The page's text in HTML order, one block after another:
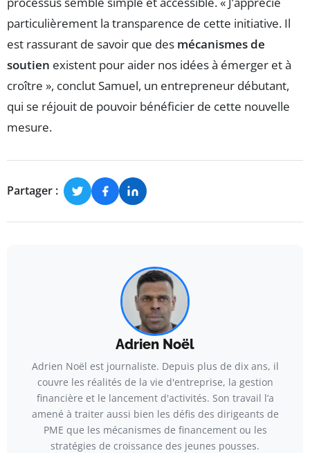
particulièrement la transparence de cette initiative. Il
est rassurant de savoir que des mécanismes de
soutien existent pour aider nos idées à émerger et à
croître », conclut Samuel, un entrepreneur débutant,
qui se réjouit de pouvoir bénéficier de cette nouvelle
mesure.
Partager :
Adrien Noël
Adrien Noël est journaliste. Depuis plus de dix ans, il
couvre les réalités de la vie d'entreprise, la gestion
financière et le lancement d'activités. Son travail l’a
amené à traiter aussi bien les défis des dirigeants de
PME que les mécanismes de financement ou les
stratégies de croissance des jeunes pousses.